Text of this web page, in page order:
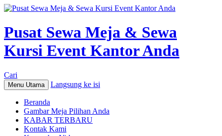
Pusat Sewa Meja & Sewa
Kursi Event Kantor Anda
Cari
Menu Utama Langsung ke isi
Beranda
Gambar Meja Pilihan Anda
KABAR TERBARU
Kontak Kami